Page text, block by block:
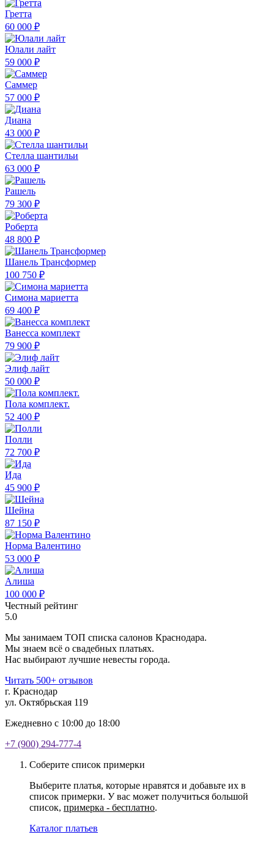
Гретта
60 000 ₽
Юлали лайт
59 000 ₽
Саммер
57 000 ₽
Диана
43 000 ₽
Стелла шантильи
63 000 ₽
Рашель
79 300 ₽
Роберта
48 800 ₽
Шанель Трансформер
100 750 ₽
Симона мариетта
69 400 ₽
Ванесса комплект
79 900 ₽
Элиф лайт
50 000 ₽
Пола комплект.
52 400 ₽
Полли
72 700 ₽
Ида
45 900 ₽
Шейна
87 150 ₽
Норма Валентино
53 000 ₽
Алиша
100 000 ₽
Честный рейтинг
5.0
Мы занимаем ТОП списка салонов Краснодара.
Мы знаем всё о свадебных платьях.
Нас выбирают лучшие невесты города.
Читать 500+ отзывов
г. Краснодар
ул. Октябрьская 119
Ежедневно с 10:00 до 18:00
+7 (900) 294-777-4
Соберите список примерки
Выберите платья, которые нравятся и добавьте их в
список примерки. У вас может получиться большой
список, примерка - бесплатно.
Каталог платьев